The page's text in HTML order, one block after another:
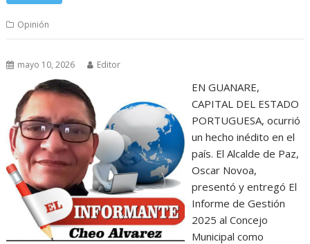
Opinión
mayo 10, 2026 Editor
EN GUANARE,
CAPITAL DEL ESTADO
PORTUGUESA, ocurrió
un hecho inédito en el
país. El Alcalde de Paz,
Oscar Novoa,
presentó y entregó El
Informe de Gestión
2025 al Concejo
Municipal como